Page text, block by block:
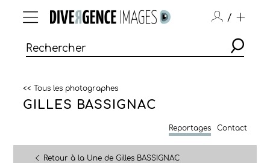
/
<< Tous les photographes
GILLES BASSIGNAC
Reportages Contact
Retour à la Une de Gilles BASSIGNAC